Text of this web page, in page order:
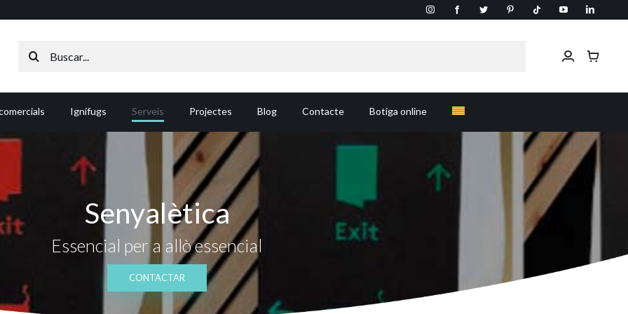
Search
Ignífugs Serveis Projectes Blog Contacte Botiga online
Senyalètica
Essencial per a allò essencial
CONTACTAR